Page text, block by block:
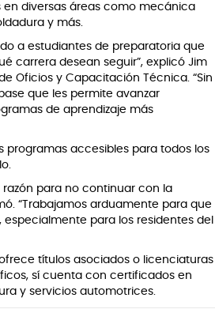
diversas áreas como mecánica
y más.
a estudiantes de preparatoria que
carrera desean seguir”, explicó Jim
Oficios y Capacitación Técnica. “Sin
que les permite avanzar
de aprendizaje más
programas accesibles para todos los
razón para no continuar con la
“Trabajamos arduamente para que
para los residentes del
títulos asociados o licenciaturas
sí cuenta con certificados en
y servicios automotrices.